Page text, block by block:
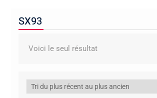
SX93
Voici le seul résultat